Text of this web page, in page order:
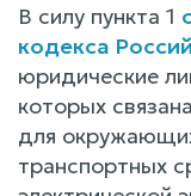
В силу пункта 1
кодекса
юридические
которых
для
транспортных